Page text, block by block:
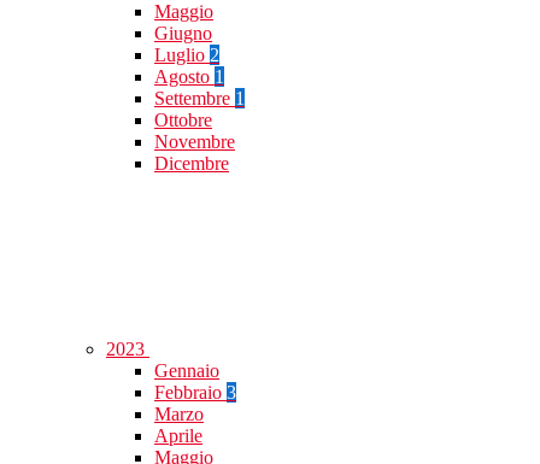
Maggio
Giugno
Luglio 2
Agosto 1
Settembre 1
Ottobre
Novembre
Dicembre
2023
Gennaio
Febbraio 3
Marzo
Aprile
Maggio